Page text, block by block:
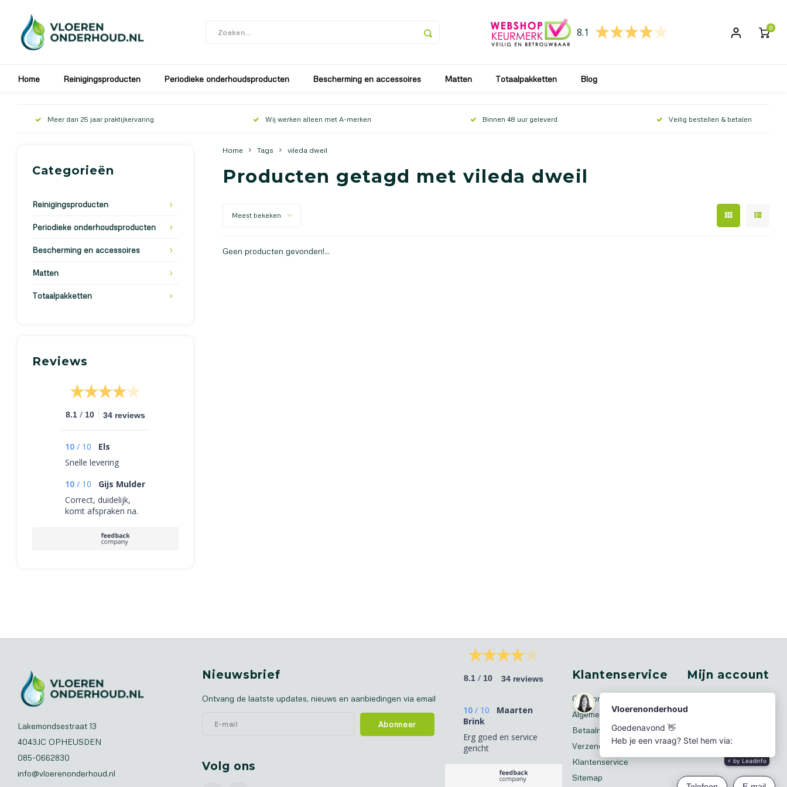
8.1 0
Home Reinigingsproducten Periodieke onderhoudsproducten Bescherming en accessoires Matten Totaalpakketten Blog
Meer dan 25 jaar praktijkervaring Wij werken alleen met A-merken Binnen 48 uur geleverd Veilig bestellen & betalen
Categorieën
Reinigingsproducten
Periodieke onderhoudsproducten
Bescherming en accessoires
Matten
Totaalpakketten
Reviews
8.1 / 10 34 reviews
10 / 10
Els
Snelle levering
10 / 10
Gijs Mulder
Correct, duidelijk,
komt afspraken na.
Home Tags vileda dweil
Producten getagd met vileda dweil
Meest bekeken
Geen producten gevonden!...
Lakemondsestraat 13
4043JC OPHEUSDEN
085-0662830
info@vloerenonderhoud.nl
Nieuwsbrief
Ontvang de laatste updates, nieuws en aanbiedingen via email
Abonneer
Volg ons
8.1 / 10 34 reviews
10 / 10
Maarten
Brink
Erg goed en service
gericht
Klantenservice
Over ons
Algemene voorwaarden
Betaalmethoden
Verzenden & retourneren
Klantenservice
Sitemap
Mijn account
Mijn bestellingen
Mijn verlanglijst